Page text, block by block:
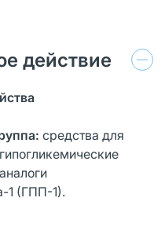
действие
средства для
1 (ГПП-1).